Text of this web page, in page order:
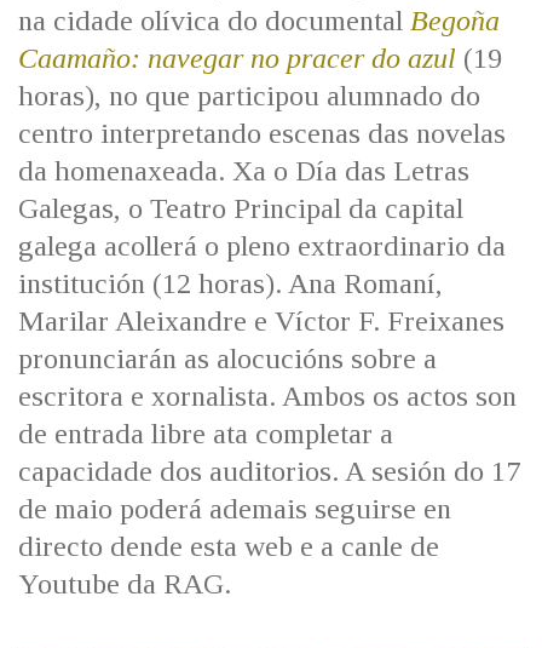
na cidade olívica do documental Begoña
Caamaño: navegar no pracer do azul (19
horas), no que participou alumnado do
centro interpretando escenas das novelas
da homenaxeada. Xa o Día das Letras
Galegas, o Teatro Principal da capital
galega acollerá o pleno extraordinario da
institución (12 horas). Ana Romaní,
Marilar Aleixandre e Víctor F. Freixanes
pronunciarán as alocucións sobre a
escritora e xornalista. Ambos os actos son
de entrada libre ata completar a
capacidade dos auditorios. A sesión do 17
de maio poderá ademais seguirse en
directo dende esta web e a canle de
Youtube da RAG.